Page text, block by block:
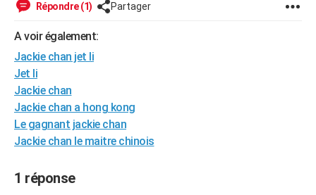
Guides de France
Escapades
Patrimoine
Expositions
Musées
Week-end nature
LIFESTYLE
Art de vivre
Bien-être
Loisirs
Mode
Modes de vie
SANTE
Alimentation
Guide de la santé
Maladies
Médicaments
Sommeil
VOYAGE
Destinations
City break
Voyage nature
Voyage de noces
Forum
Climat
PHOTO
Répondre (1) Partager
A voir également:
Jackie chan jet li
Jet li
Jackie chan
Jackie chan a hong kong
Le gagnant jackie chan
Jackie chan le maitre chinois
1 réponse